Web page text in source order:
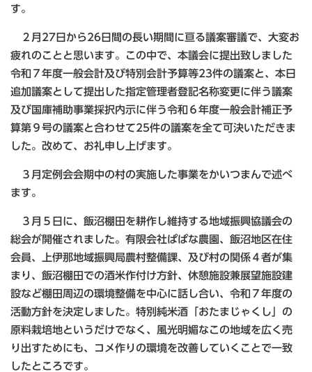
す。
２月27日から26日間の長い期間に亘る議案審議で、大変お
疲れのことと思います。この中で、本議会に提出致しました
令和７年度一般会計及び特別会計予算等23件の議案と、本日
追加議案として提出した指定管理者登記名称変更に伴う議案
及び国庫補助事業採択内示に伴う令和６年度一般会計補正予
算第９号の議案と合わせて25件の議案を全て可決いただきま
した。改めて、お礼申し上げます。
３月定例会会期中の村の実施した事業をかいつまんで述べ
ます。
３月５日に、飯沼棚田を耕作し維持する地域振興協議会の
総会が開催されました。有限会社ぱぱな農園、飯沼地区在住
会員、上伊那地域振興局農村整備課、及び村の関係４者が集
まり、飯沼棚田での酒米作付け方針、休憩施設兼展望施設建
設など棚田周辺の環境整備を中心に話し合い、令和７年度の
活動方針を決定しました。特別純米酒「おたまじゃくし」の
原料栽培地というだけでなく、風光明媚なこの地域を広く売
り出すためにも、コメ作りの環境を改善していくことで一致
したところです。